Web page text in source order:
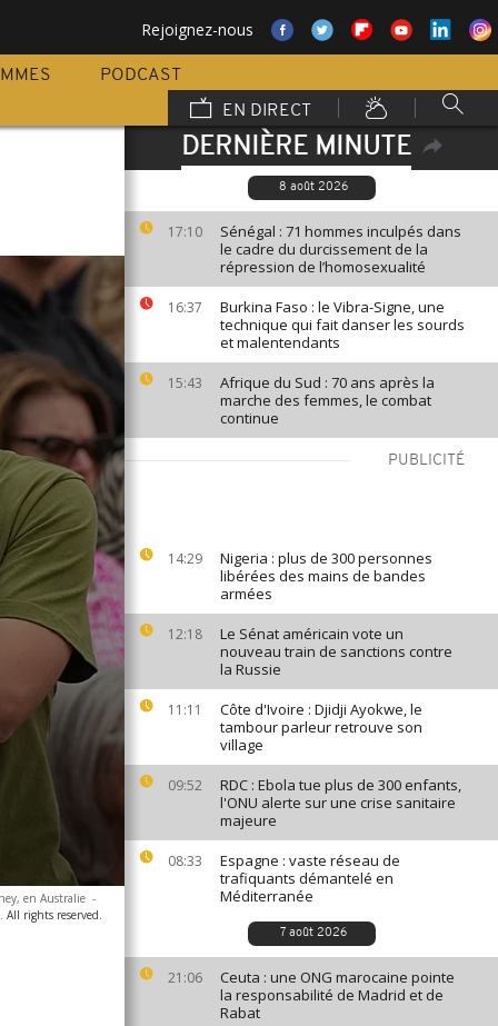
Rejoignez-nous
PODCAST
EN DIRECT
DERNIÈRE MINUTE
8 août 2026
17:10
Sénégal : 71 hommes inculpés dans
le cadre du durcissement de la
répression de l’homosexualité
16:37
Burkina Faso : le Vibra-Signe, une
technique qui fait danser les sourds
et malentendants
15:43
Afrique du Sud : 70 ans après la
marche des femmes, le combat
continue
PUBLICITÉ
14:29
Nigeria : plus de 300 personnes
libérées des mains de bandes
armées
12:18
Le Sénat américain vote un
nouveau train de sanctions contre
la Russie
11:11
Côte d'Ivoire : Djidji Ayokwe, le
tambour parleur retrouve son
village
09:52
RDC : Ebola tue plus de 300 enfants,
l'ONU alerte sur une crise sanitaire
majeure
08:33
Espagne : vaste réseau de
trafiquants démantelé en
Méditerranée
7 août 2026
21:06
Ceuta : une ONG marocaine pointe
la responsabilité de Madrid et de
Rabat
en Australie -
All rights reserved.